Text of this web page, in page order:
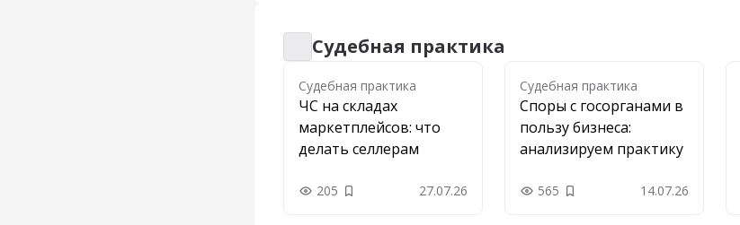
Судебная практика
Судебная практика
Судебная практика
ЧС на складах
маркетплейсов: что
делать селлерам
205 Добавить в закладки
27.07.26
Судебная практика
Споры с госорганами в
пользу бизнеса:
анализируем практику
565 Добавить в закладки
14.07.26